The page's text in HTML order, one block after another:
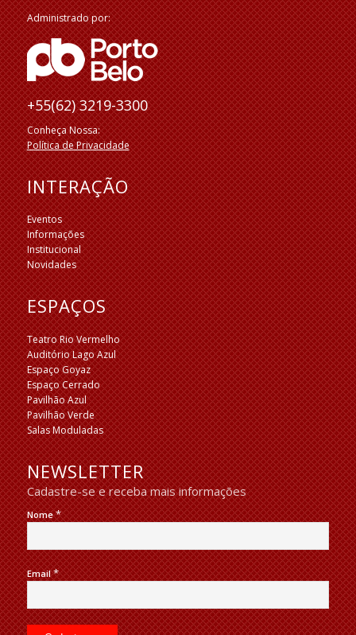
Administrado por:
+55(62) 3219-3300
Conheça Nossa:
Política de Privacidade
INTERAÇÃO
Eventos
Informações
Institucional
Novidades
ESPAÇOS
Teatro Rio Vermelho
Auditório Lago Azul
Espaço Goyaz
Espaço Cerrado
Pavilhão Azul
Pavilhão Verde
Salas Moduladas
NEWSLETTER
Cadastre-se e receba mais informações
Nome*
Email*